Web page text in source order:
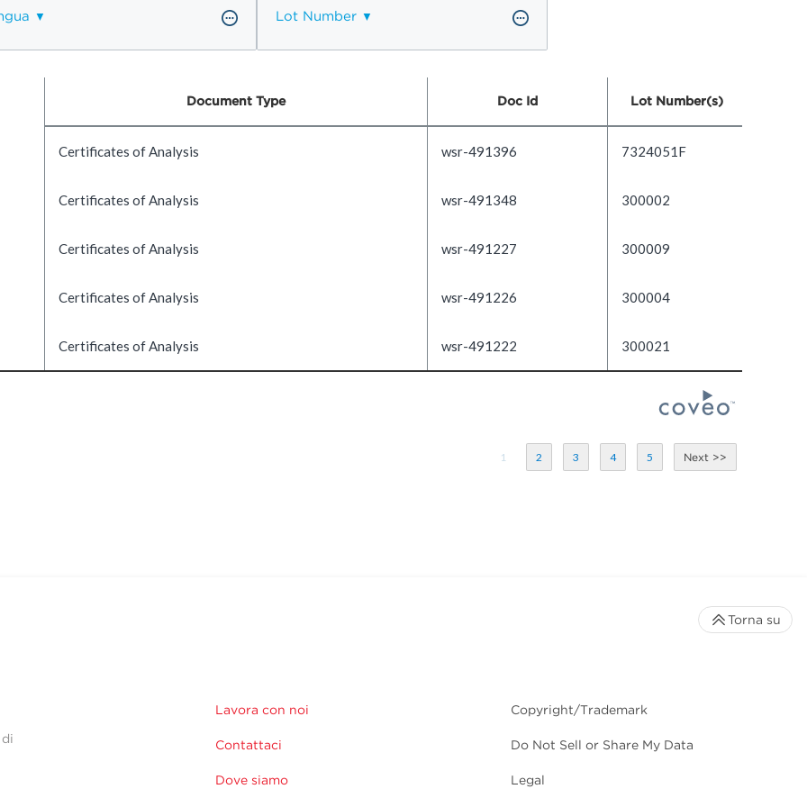
Lot Number
Document Type Doc Id Lot Number(s)
Certificates of Analysis wsr-491396 7324051F
Certificates of Analysis wsr-491348 300002
Certificates of Analysis wsr-491227 300009
Certificates of Analysis wsr-491226 300004
Certificates of Analysis wsr-491222 300021
1 2 3 4 5
Lavora con noi
Contattaci
Dove siamo
Copyright/Trademark
Do Not Sell or Share My Data
Legal
Torna su